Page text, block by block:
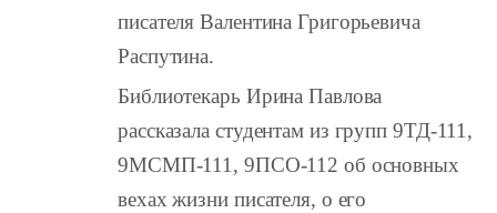
писателя Валентина Григорьевича
Распутина.
Библиотекарь Ирина Павлова
рассказала студентам из групп 9ТД-111,
9МСМП-111, 9ПСО-112 об основных
вехах жизни писателя, о его